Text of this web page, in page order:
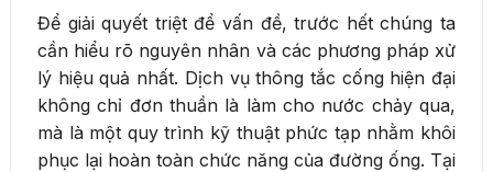
Để giải quyết triệt để vấn đề, trước hết chúng ta
cần hiểu rõ nguyên nhân và các phương pháp xử
lý hiệu quả nhất. Dịch vụ thông tắc cống hiện đại
không chỉ đơn thuần là làm cho nước chảy qua,
mà là một quy trình kỹ thuật phức tạp nhằm khôi
phục lại hoàn toàn chức năng của đường ống. Tại